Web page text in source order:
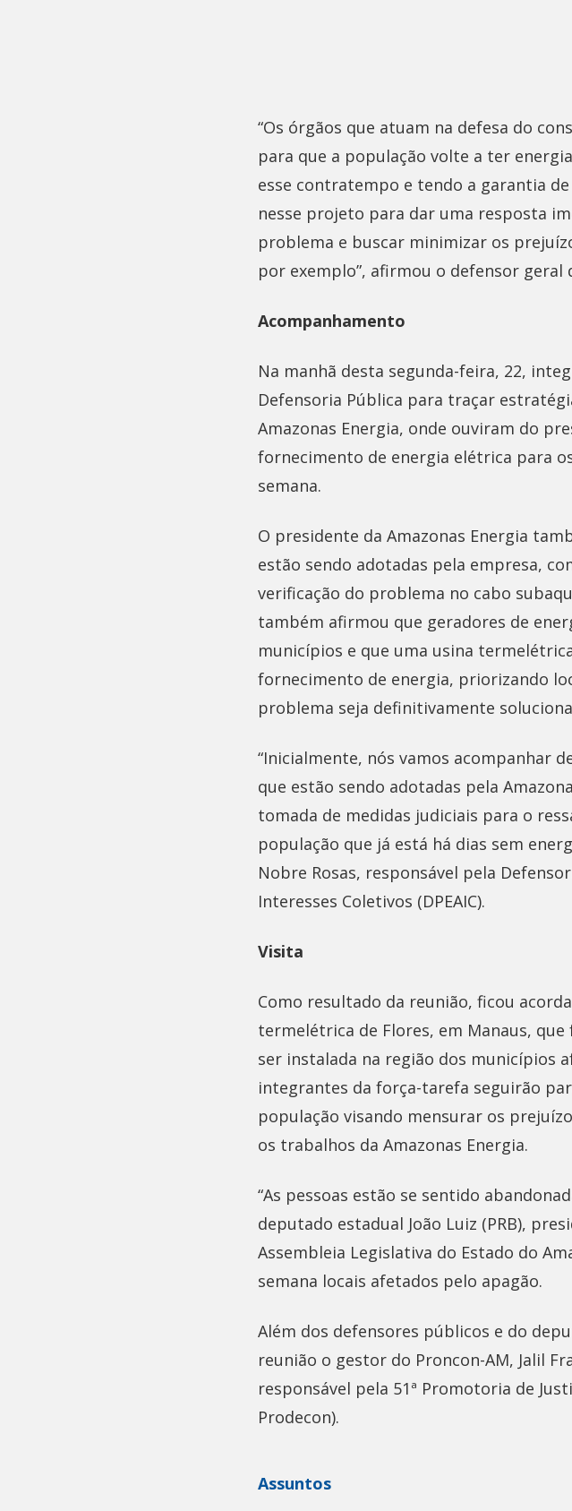
“Os órgãos que atuam na defesa do
para que a população volte a ter
esse contratempo e tendo a garantia
nesse projeto para dar uma resposta
problema e buscar minimizar os
por exemplo”, afirmou o defensor geral
Acompanhamento
Na manhã desta segunda-feira, 22,
Defensoria Pública para traçar
Amazonas Energia, onde ouviram do
fornecimento de energia elétrica para
semana.
O presidente da Amazonas Energia
estão sendo adotadas pela empresa,
verificação do problema no cabo
também afirmou que geradores de
municípios e que uma usina
fornecimento de energia, priorizando
problema seja definitivamente
“Inicialmente, nós vamos acompanhar
que estão sendo adotadas pela
tomada de medidas judiciais para o
população que já está há dias sem
Nobre Rosas, responsável pela
Interesses Coletivos (DPEAIC).
Visita
Como resultado da reunião, ficou
termelétrica de Flores, em Manaus,
ser instalada na região dos municípios
integrantes da força-tarefa seguirão
população visando mensurar os
os trabalhos da Amazonas Energia.
“As pessoas estão se sentido
deputado estadual João Luiz (PRB),
Assembleia Legislativa do Estado do
semana locais afetados pelo apagão.
Além dos defensores públicos e do
reunião o gestor do Proncon-AM, Jalil
responsável pela 51ª Promotoria de
Prodecon).
Assuntos